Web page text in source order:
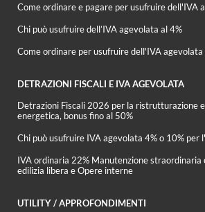
Come ordinare e pagare per usufruire dell'IVA
Chi può usufruire dell’IVA agevolata al 4%
Come ordinare per usufruire dell'IVA agevolata
DETRAZIONI FISCALI E IVA AGEVOLATA
Detrazioni Fiscali 2026 per la ristrutturazione
energetica, bonus fino al 50%
Chi può usufruire IVA agevolata 4% o 10% per
IVA ordinaria 22% Manutenzione straordinaria
edilizia libera e Opere interne
UTILITY / APPROFONDIMENTI